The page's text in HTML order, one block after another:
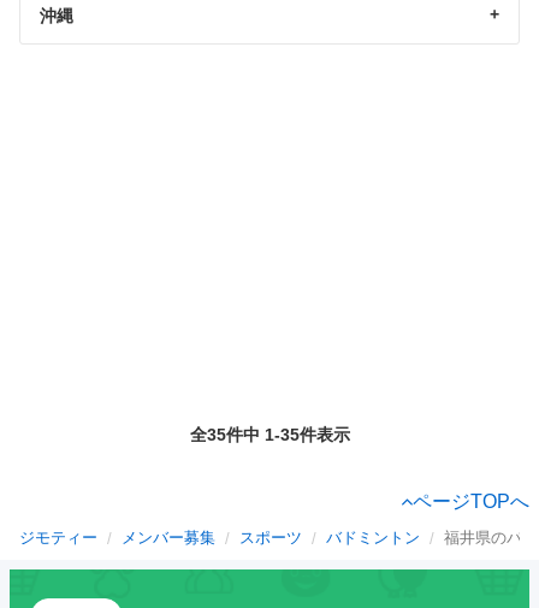
沖縄
全35件中 1-35件表示
ページTOPへ
ジモティー メンバー募集 スポーツ バドミントン 福井県のバ